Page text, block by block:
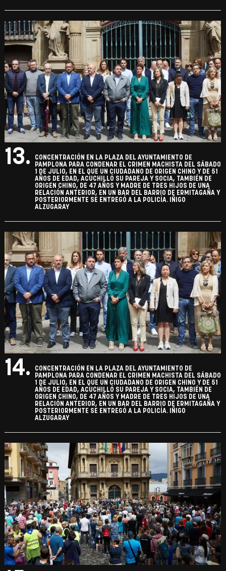
13.
CONCENTRACIÓN EN LA PLAZA DEL AYUNTAMIENTO DE
PAMPLONA PARA CONDENAR EL CRIMEN MACHISTA DEL SÁBADO
1 DE JULIO, EN EL QUE UN CIUDADANO DE ORIGEN CHINO Y DE 51
AÑOS DE EDAD, ACUCHILLÓ SU PAREJA Y SOCIA, TAMBIÉN DE
ORIGEN CHINO, DE 47 AÑOS Y MADRE DE TRES HIJOS DE UNA
RELACIÓN ANTERIOR, EN UN BAR DEL BARRIO DE ERMITAGAÑA Y
POSTERIORMENTE SE ENTREGÓ A LA POLICÍA. IÑIGO
ALZUGARAY
14.
CONCENTRACIÓN EN LA PLAZA DEL AYUNTAMIENTO DE
PAMPLONA PARA CONDENAR EL CRIMEN MACHISTA DEL SÁBADO
1 DE JULIO, EN EL QUE UN CIUDADANO DE ORIGEN CHINO Y DE 51
AÑOS DE EDAD, ACUCHILLÓ SU PAREJA Y SOCIA, TAMBIÉN DE
ORIGEN CHINO, DE 47 AÑOS Y MADRE DE TRES HIJOS DE UNA
RELACIÓN ANTERIOR, EN UN BAR DEL BARRIO DE ERMITAGAÑA Y
POSTERIORMENTE SE ENTREGÓ A LA POLICÍA. IÑIGO
ALZUGARAY